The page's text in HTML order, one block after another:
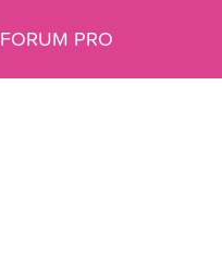
FORUM PRO